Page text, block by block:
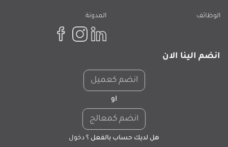
الوظائف المدونة
انضم الينا الان
انضم كعميل
او
انضم كمعالج
هل لديك حساب بالفعل ؟ دخول